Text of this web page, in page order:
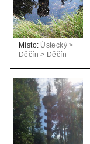
Místo: Ústecký >
Děčín > Děčín